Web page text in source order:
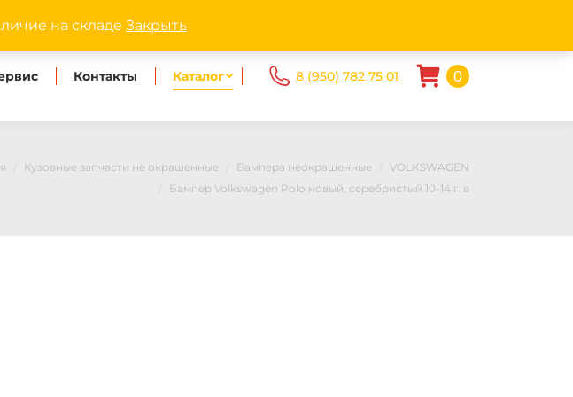
Контакты Каталог 8 (950) 782 75 01 0
Кузовные запчасти не окрашенные Бампера неокрашенные
VOLKSWAGEN
Бампер Volkswagen Polo новый, серебристый 10-14 г. в
на складе Закрыть